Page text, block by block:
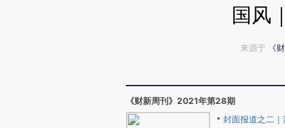
国风
来源于 《
《财新周刊》2021年第28期
封面报道之二｜